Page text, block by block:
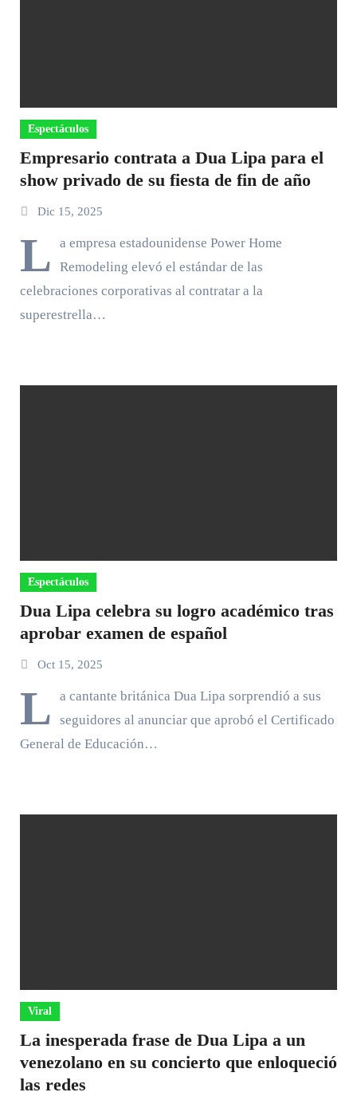
Espectáculos
Empresario contrata a Dua Lipa para el
show privado de su fiesta de fin de año
Dic 15, 2025
L
a empresa estadounidense Power Home
Remodeling elevó el estándar de las
celebraciones corporativas al contratar a la
superestrella…
Espectáculos
Dua Lipa celebra su logro académico tras
aprobar examen de español
Oct 15, 2025
L
a cantante británica Dua Lipa sorprendió a sus
seguidores al anunciar que aprobó el Certificado
General de Educación…
Viral
La inesperada frase de Dua Lipa a un
venezolano en su concierto que enloqueció
las redes